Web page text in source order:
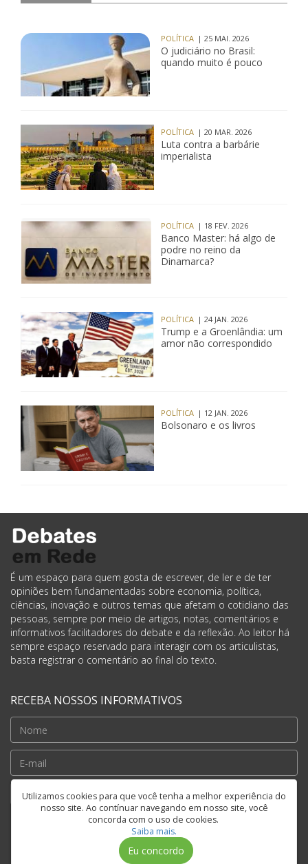
POLÍTICA | 25 MAI. 2026
O judiciário no Brasil:
quando muito é pouco
POLÍTICA | 20 MAR. 2026
Luta contra a barbárie
imperialista
POLÍTICA | 18 FEV. 2026
Banco Master: há algo de
podre no reino da
Dinamarca?
POLÍTICA | 24 JAN. 2026
Trump e a Groenlândia: um
amor não correspondido
POLÍTICA | 12 JAN. 2026
Bolsonaro e os livros
Utilizamos cookies para que você tenha a melhor experiência do
nosso site. Ao contínuar navegando em nosso site, você
concorda com o uso de cookies.
Saiba mais.
Eu concordo
É um espaço para quem gosta de escrever, de ler e de ter
opiniões bem fundamentadas sobre economia, política,
ciências, inovação e outros temas que afetam o cotidiano das
pessoas, sempre por meio de artigos, notas, comentários e
informativos facilitadores do debate e da reflexão. Ao leitor há
sempre espaço reservado para interagir com os articulistas,
basta registrar o comentário ao final do texto.
RECEBA NOSSOS INFORMATIVOS
Cadastrar